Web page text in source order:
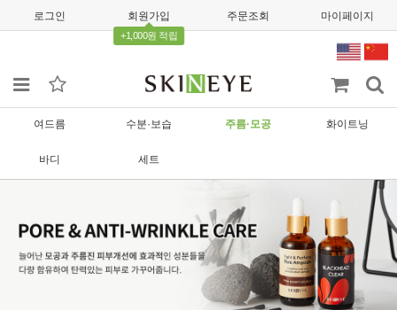
로그인 회원가입
+1,000원 적립
주문조회 마이페이지
여드름 수분·보습 주름·모공 화이트닝
바디 세트